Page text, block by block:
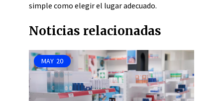
simple como elegir el lugar adecuado.
Noticias relacionadas
MAY 20